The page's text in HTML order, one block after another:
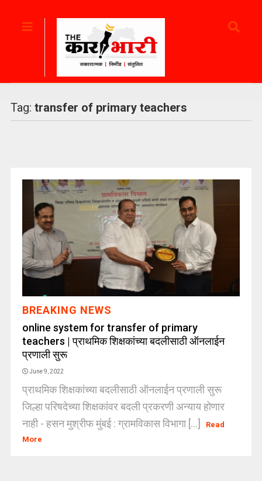
Tag: transfer of primary teachers
BREAKING NEWS
online system for transfer of primary
teachers | प्राथमिक शिक्षकांच्या बदलीसाठी ऑनलाईन
प्रणाली सुरू
June 9, 2022
प्राथमिक शिक्षकांच्या बदलीसाठी ऑनलाईन प्रणाली सुरू
जिल्हा परिषदेच्या शिक्षकांवर बदली प्रकरणी अन्याय होणार
नाही - हसन मुश्रीफ मुंबई : ग्रामविकास विभागा [...]
Read
More